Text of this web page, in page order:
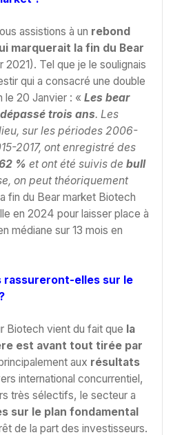
assistions à un rebond
marquerait la fin du Bear
2021). Tel que je le soulignais
qui a consacré une double
le 20 Janvier : « Les bear
trois ans. Les
sur les périodes 2006-
2017, ont enregistré des
% et ont été suivis de bull
on peut théoriquement
fin du Bear market Biotech
en 2024 pour laisser place à
médiane sur 13 mois en
rassureront-elles sur le
Biotech vient du fait que la
est avant tout tirée par
aux résultats
international concurrentiel,
très sélectifs, le secteur a
sur le plan fondamental
de la part des investisseurs.